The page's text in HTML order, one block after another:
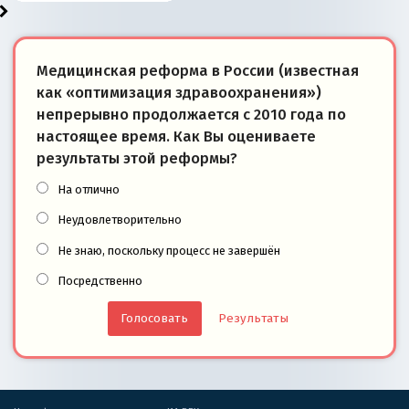
Медицинская реформа в России (известная
как «оптимизация здравоохранения»)
непрерывно продолжается с 2010 года по
настоящее время. Как Вы оцениваете
результаты этой реформы?
На отлично
Неудовлетворительно
Не знаю, поскольку процесс не завершён
Посредственно
Результаты